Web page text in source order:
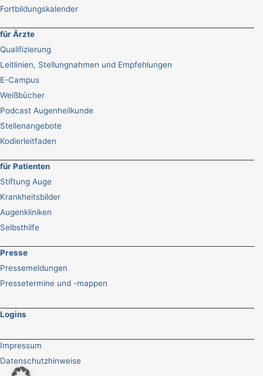
Fortbildungskalender
für Ärzte
Qualifizierung
Leitlinien, Stellungnahmen und Empfehlungen
E-Campus
Weißbücher
Podcast Augenheilkunde
Stellenangebote
Kodierleitfaden
für Patienten
Stiftung Auge
Krankheitsbilder
Augenkliniken
Selbsthilfe
Presse
Pressemeldungen
Pressetermine und -mappen
Logins
Impressum
Datenschutzhinweise